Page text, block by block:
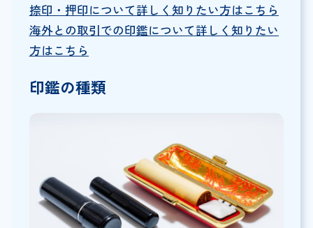
捺印・押印について詳しく知りたい方はこちら
海外との取引での印鑑について詳しく知りたい
方はこちら
印鑑の種類